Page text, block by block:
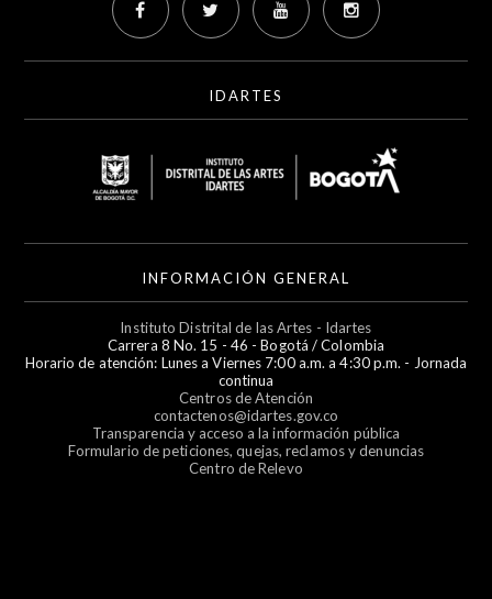
IDARTES
INFORMACIÓN GENERAL
Instituto Distrital de las Artes - Idartes
Carrera 8 No. 15 - 46 - Bogotá / Colombia
Horario de atención: Lunes a Viernes 7:00 a.m. a 4:30 p.m. - Jornada
continua
Centros de Atención
contactenos@idartes.gov.co
Transparencia y acceso a la información pública
Formulario de peticiones, quejas, reclamos y denuncias
Centro de Relevo